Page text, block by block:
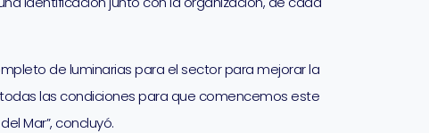
de luminarias para el sector para mejorar la
las condiciones para que comencemos este
Mar”, concluyó.